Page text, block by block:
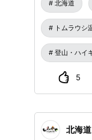
そば以外の
しいたけ焼
プや濃厚な
ただけます😍 また、お祭りの恒例となってい
こそば大
杯食べられ
午前11時か
ね！北海道
トムラウシ
登山・ハイ
5
北海